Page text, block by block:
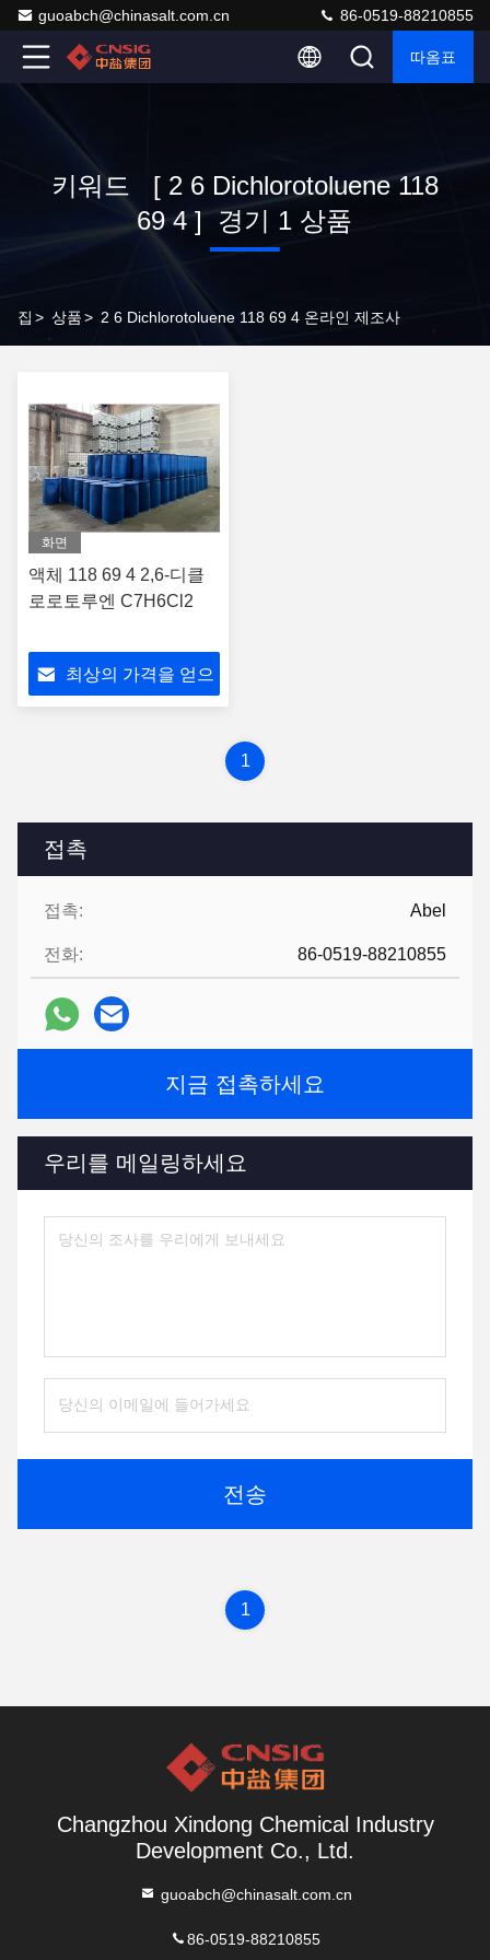
guoabch@chinasalt.com.cn 86-0519-88210855
따옴표
키워드 [ 2 6 Dichlorotoluene 118
69 4 ] 경기 1 상품
집 > 상품> 2 6 Dichlorotoluene 118 69 4 온라인 제조사
접촉
접촉: Abel
전화: 86-0519-88210855
지금 접촉하세요
우리를 메일링하세요
전송
화면
액체 118 69 4 2,6-디클
로로토루엔 C7H6Cl2
최상의 가격을 얻으
1
1
Changzhou Xindong Chemical Industry
Development Co., Ltd.
guoabch@chinasalt.com.cn
86-0519-88210855